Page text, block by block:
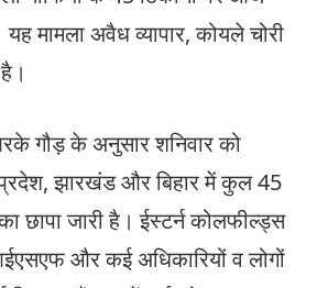
मामला अवैध व्यापार, कोयले चोरी
गौड़ के अनुसार शनिवार को
प्रदेश, झारखंड और बिहार में कुल 45
छापा जारी है। ईस्टर्न कोलफील्ड्स
और कई अधिकारियों व लोगों